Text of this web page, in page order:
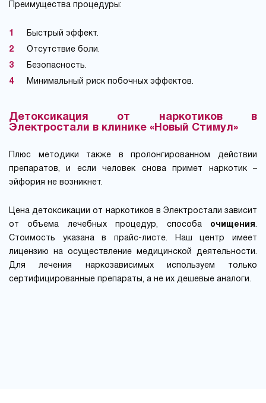
Преимущества процедуры:
Быстрый эффект.
Отсутствие боли.
Безопасность.
Минимальный риск побочных эффектов.
Детоксикация от наркотиков в
Электростали в клинике «Новый Стимул»
Плюс методики также в пролонгированном действии
препаратов, и если человек снова примет наркотик –
эйфория не возникнет.
Цена детоксикации от наркотиков в Электростали зависит
от объема лечебных процедур, способа очищения .
Стоимость указана в прайс-листе. Наш центр имеет
лицензию на осуществление медицинской деятельности.
Для лечения наркозависимых используем только
сертифицированные препараты, а не их дешевые аналоги.